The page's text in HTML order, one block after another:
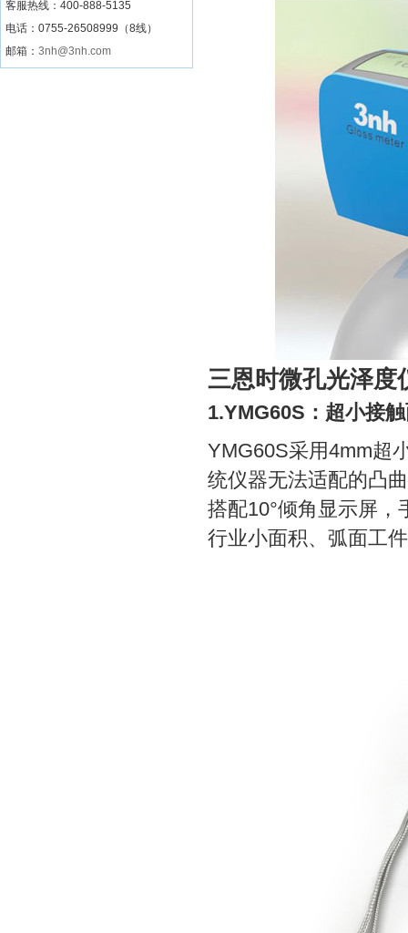
客服热线： 400-888-5135
电话：0755-26508999（8线）
邮箱： 3nh@3nh.com
三恩时微孔光泽度
1.YMG60S：超小接
YMG60S采用4mm超
统仪器无法适配的凸
搭配10°倾角显示屏
行业小面积、弧面工